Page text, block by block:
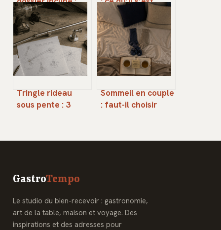
idées, plans et
réglages confort
passé, impacts et
réponses
Tringle rideau
sous pente : 3
fixer vos rideaux
Sommeil en couple
: faut-il choisir
GastroTempo
Le studio du bien-recevoir : gastronomie,
art de la table, maison et voyage. Des
inspirations et des adresses pour